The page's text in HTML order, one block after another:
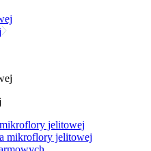
jelitowej
mikroflory jelitowej